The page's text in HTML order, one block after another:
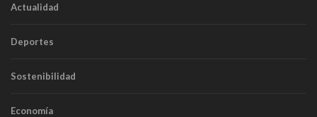
Actualidad
Deportes
Sostenibilidad
Economía